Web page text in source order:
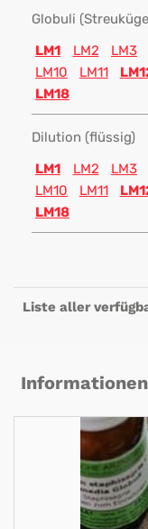
Globuli
LM1
LM2 LM3
LM10
LM11
LM18
Dilution (flüssig)
LM1
LM2 LM3
LM10
LM11
LM18
Liste aller